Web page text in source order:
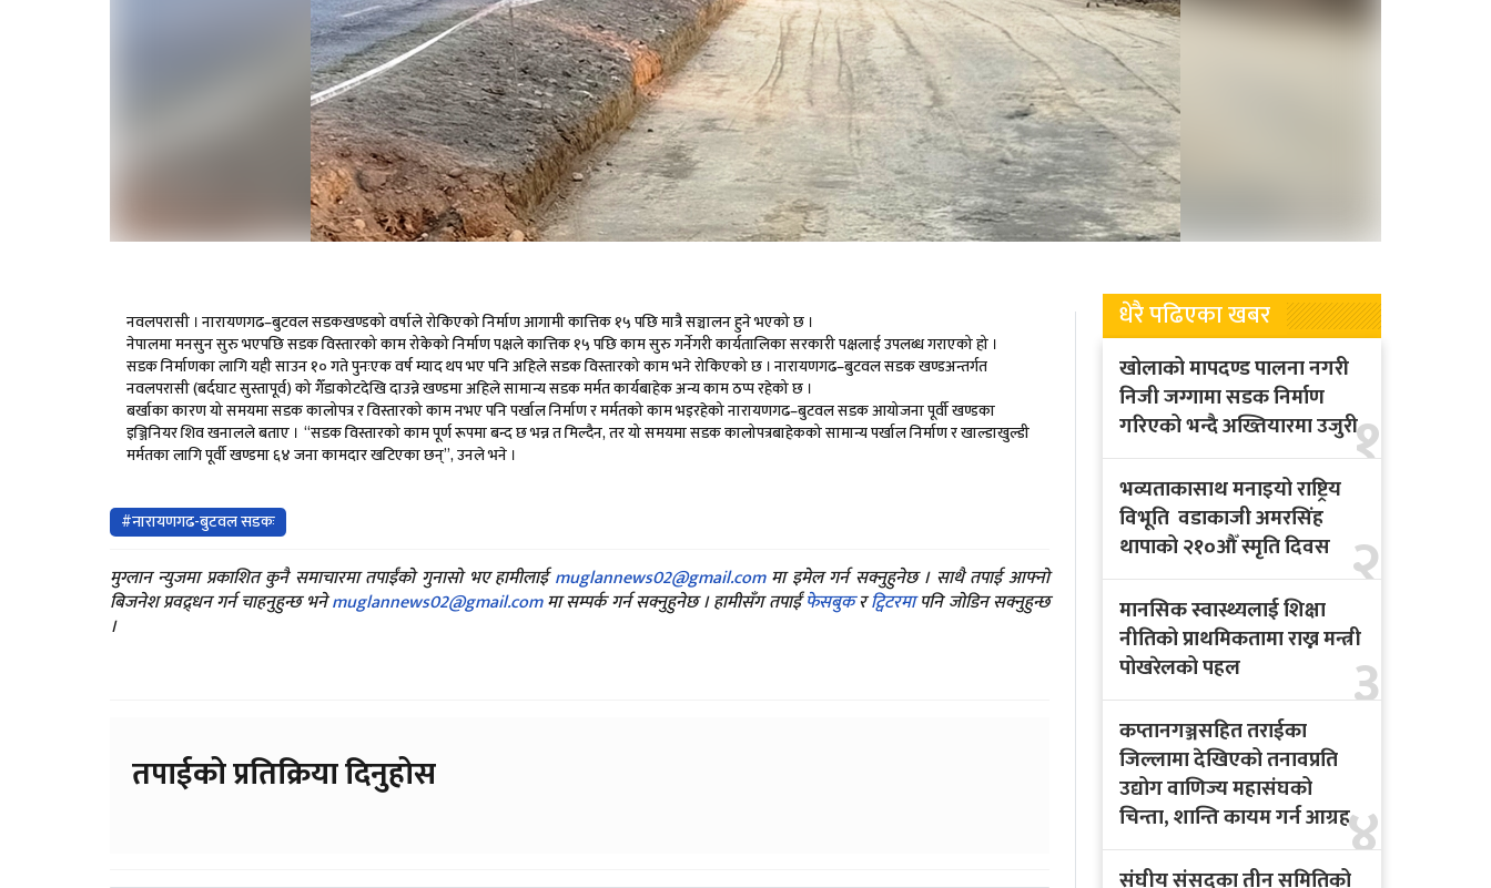
नवलपरासी । नारायणगढ–बुटवल सडकखण्डको वर्षाले रोकिएको निर्माण आगामी कात्तिक १५ पछि मात्रै सञ्चालन हुने भएको छ ।
नेपालमा मनसुन सुरु भएपछि सडक विस्तारको काम रोकेको निर्माण पक्षले कात्तिक १५ पछि काम सुरु गर्नेगरी कार्यतालिका सरकारी पक्षलाई उपलब्ध गराएको हो ।
सडक निर्माणका लागि यही साउन १० गते पुनःएक वर्ष म्याद थप भए पनि अहिले सडक विस्तारको काम भने रोकिएको छ । नारायणगढ–बुटवल सडक खण्डअन्तर्गत
नवलपरासी (बर्दघाट सुस्तापूर्व) को गैँडाकोटदेखि दाउन्ने खण्डमा अहिले सामान्य सडक मर्मत कार्यबाहेक अन्य काम ठप्प रहेको छ ।
बर्खाका कारण यो समयमा सडक कालोपत्र र विस्तारको काम नभए पनि पर्खाल निर्माण र मर्मतको काम भइरहेको नारायणगढ–बुटवल सडक आयोजना पूर्वी खण्डका
इञ्जिनियर शिव खनालले बताए । “सडक विस्तारको काम पूर्ण रूपमा बन्द छ भन्न त मिल्दैन, तर यो समयमा सडक कालोपत्रबाहेकको सामान्य पर्खाल निर्माण र खाल्डाखुल्डी
मर्मतका लागि पूर्वी खण्डमा ६४ जना कामदार खटिएका छन्”, उनले भने ।
#नारायणगढ-बुटवल सडकः
मुग्लान न्युजमा प्रकाशित कुनै समाचारमा तपाईंको गुनासो भए हामीलाईmuglannews02@gmail.comमा इमेल गर्न सक्नुहुनेछ । साथै तपाई आफ्नो
बिजनेश प्रवद्र्धन गर्न चाहनुहुन्छ भनेmuglannews02@gmail.comमा सम्पर्क गर्न सक्नुहुनेछ । हामीसँग तपाईंफेसबुकरट्विटरमापनि जोडिन सक्नुहुन्छ
।
तपाईको प्रतिक्रिया दिनुहोस
धेरै पढिएका खबर
१
खोलाको मापदण्ड पालना नगरी
निजी जग्गामा सडक निर्माण
गरिएको भन्दै अख्तियारमा उजुरी
२
भव्यताकासाथ मनाइयो राष्ट्रिय
विभूति वडाकाजी अमरसिंह
थापाको २१०औँ स्मृति दिवस
३
मानसिक स्वास्थ्यलाई शिक्षा
नीतिको प्राथमिकतामा राख्न मन्त्री
पोखरेलको पहल
४
कप्तानगञ्जसहित तराईका
जिल्लामा देखिएको तनावप्रति
उद्योग वाणिज्य महासंघको
चिन्ता, शान्ति कायम गर्न आग्रह
संघीय संसदका तीन समितिको